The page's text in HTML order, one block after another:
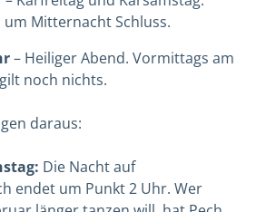
Mitternacht Schluss.
– Heiliger Abend. Vormittags am
noch nichts.
daraus:
Die Nacht auf
endet um Punkt 2 Uhr. Wer